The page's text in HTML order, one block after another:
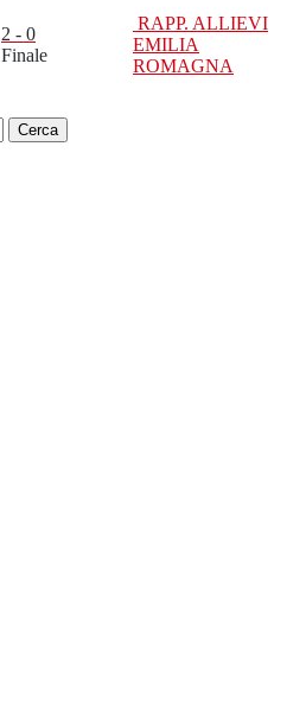
2 - 0
Finale
RAPP. ALLIEVI
EMILIA
ROMAGNA